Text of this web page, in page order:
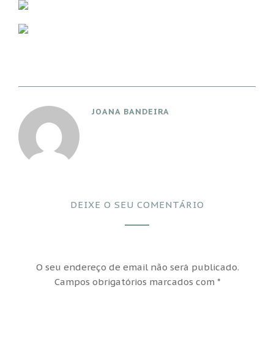
JOANA BANDEIRA
DEIXE O SEU COMENTÁRIO
O seu endereço de email não será publicado.
Campos obrigatórios marcados com*